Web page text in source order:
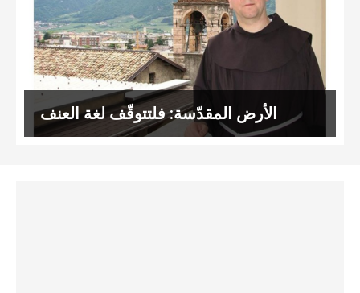
الأرض المقدّسة: فلتتوقّف لغة العنف